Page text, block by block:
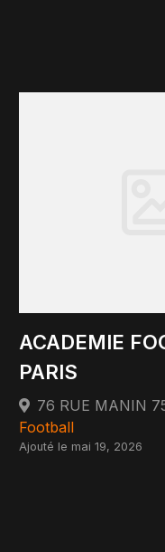
ACADEMIE
PARIS
Football
Ajouté le mai 19, 2026